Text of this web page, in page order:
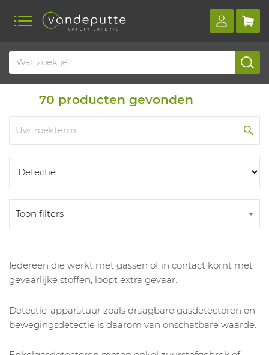
Home Producten
70 producten gevonden
Toon filters
Iedereen die werkt met gassen of in contact komt met
gevaarlijke stoffen, loopt extra gevaar.
Detectie-apparatuur zoals draagbare gasdetectoren en
bewegingsdetectie is daarom van onschatbare waarde.